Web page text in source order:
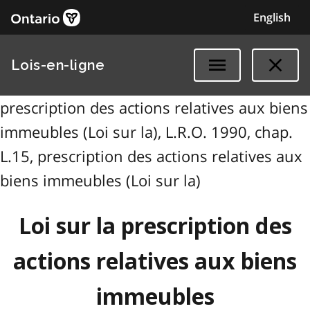
English
Lois-en-ligne
prescription des actions relatives aux biens
immeubles (Loi sur la), L.R.O. 1990, chap.
L.15, prescription des actions relatives aux
biens immeubles (Loi sur la)
Loi sur la prescription des
actions relatives aux biens
immeubles